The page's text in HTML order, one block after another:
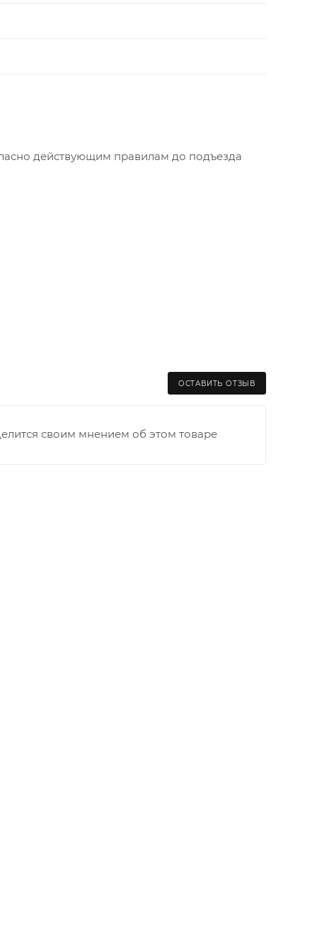
действующим правилам до подъезда
ОСТАВИТЬ ОТЗЫВ
своим мнением об этом товаре